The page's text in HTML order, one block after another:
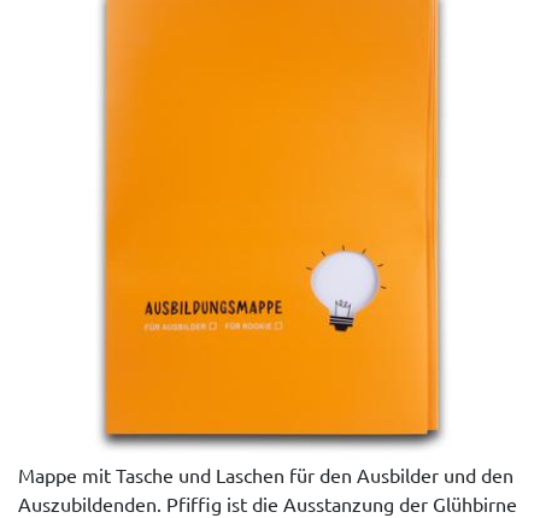
Mappe mit Tasche und Laschen für den Ausbilder und den
Auszubildenden. Pfiffig ist die Ausstanzung der Glühbirne